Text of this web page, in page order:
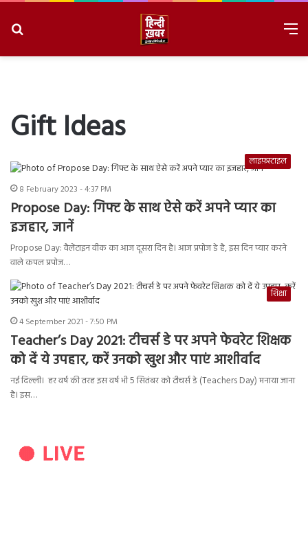
Gift Ideas
लाइफ़स्टाइल
8 February 2023 - 4:37 PM
Propose Day: गिफ्ट के साथ ऐसे करें अपने प्यार का
इजहार, जानें
Propose Day: वैलेंटाइन वीक का आज दूसरा दिन है। आज प्रपोज डे है, इस दिन प्यार करने
वाले कपल प्रपोज…
शिक्षा
4 September 2021 - 7:50 PM
Teacher’s Day 2021: टीचर्स डे पर अपने फेवरेट शिक्षक
को दें ये उपहार, करें उनको खुश और पाएं आशीर्वाद
नई दिल्ली। हर वर्ष की तरह इस वर्ष भी 5 सितंबर को टीचर्स डे (Teachers Day) मनाया जाना
है। इस…